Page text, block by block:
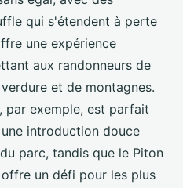
qui s'étendent à perte
une expérience
aux randonneurs de
et de montagnes.
par exemple, est parfait
introduction douce
parc, tandis que le Piton
un défi pour les plus